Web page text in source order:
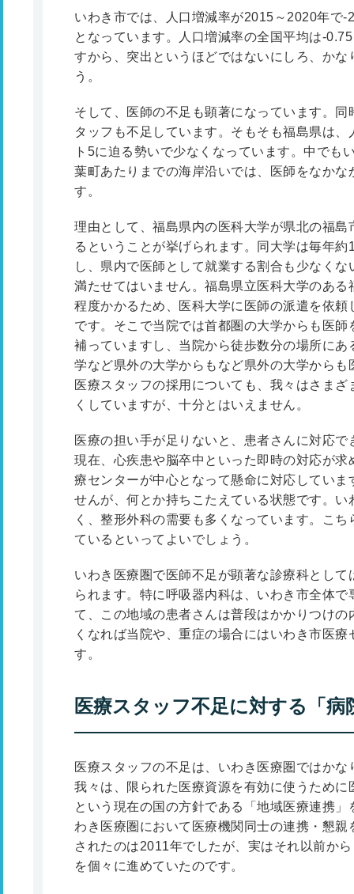
いわき市では、人口増減率が2015～2020年で
となっています。人口増減率の全国平均は-
すから、突出というほどではないにしろ、か
う。
そして、医師の不足も顕著になっています。
タッフも不足しています。そもそも福島県は
ト5に迫る勢いで少なくなっています。中でも
葉町あたりまでの海岸沿いでは、医師をなか
す。
理由として、福島県内の医科大学が県北の福
るということが挙げられます。同大学は毎年
し、県内で医師として就業する割合も少なく
満たせてはいません。福島県立医科大学のあ
程度かかるため、医科大学に医師の派遣を依
です。そこで当院では首都圏の大学からも医
補っていますし、当院から徒歩数分の場所に
学など県外の大学からもなど県外の大学から
医療スタッフの採用についても、我々はさま
くしていますが、十分とはいえません。
医療の担い手が足りないと、患者さんに対応
現在、心疾患や脳卒中といった即時の対応が
療センターが中心となって懸命に対応してい
せんが、何とか持ちこたえている状態です。
く、整形外科の需要も多くなっています。こ
ているといってよいでしょう。
いわき医療圏で医師不足が顕著な診療科とし
られます。特に呼吸器内科は、いわき市全体
て、この地域の患者さんは普段はかかりつけ
くなれば当院や、重症の場合にはいわき市医
す。
医療スタッフ不足に対する「病
医療スタッフの不足は、いわき医療圏ではか
我々は、限られた医療資源を有効に使うため
という現在の国の方針である「地域医療連携
わき医療圏において医療機関同士の連携・懇
されたのは2011年でしたが、実はそれ以前か
を個々に進めていたのです。